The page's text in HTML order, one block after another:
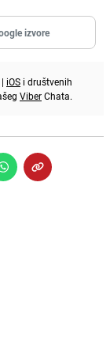
izvore
| iOS i društvenih
ViberChata.